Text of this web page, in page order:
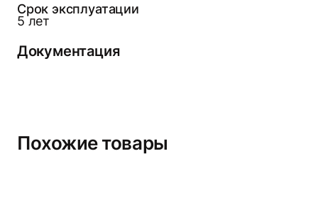
Срок эксплуатации
5 лет
Документация
Похожие товары